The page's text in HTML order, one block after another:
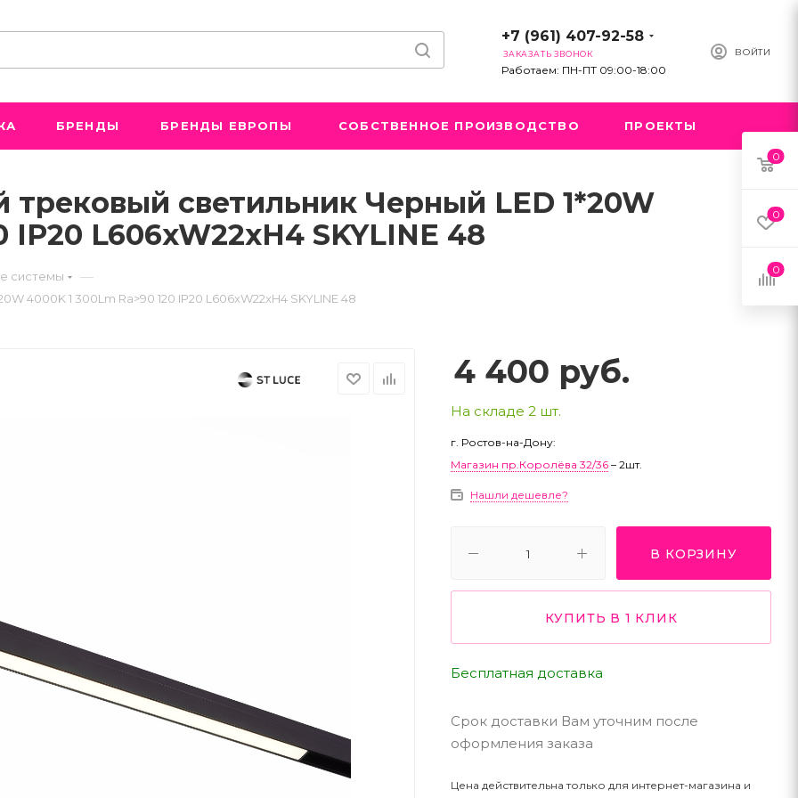
ВОЙТИ
+7 (961) 407-92-58
ЗАКАЗАТЬ ЗВОНОК
Работаем: ПН-ПТ 09:00-18:00
БРЕНДЫ БРЕНДЫ ЕВРОПЫ СОБСТВЕННОЕ ПРОИЗВОДСТВО ПРОЕКТЫ
трековый светильник Черный LED 1*20W
IP20 L606xW22xH4 SKYLINE 48
системы —
4000K 1 300Lm Ra>90 120 IP20 L606xW22xH4 SKYLINE 48
4 400 руб.
На складе 2 шт.
г. Ростов-на-Дону:
Магазин пр.Королёва 32/36 – 2шт.
Нашли дешевле?
В КОРЗИНУ
КУПИТЬ В 1 КЛИК
Бесплатная доставка
Срок доставки Вам уточним после
оформления заказа
Цена действительна только для интернет-магазина и
0
0
0